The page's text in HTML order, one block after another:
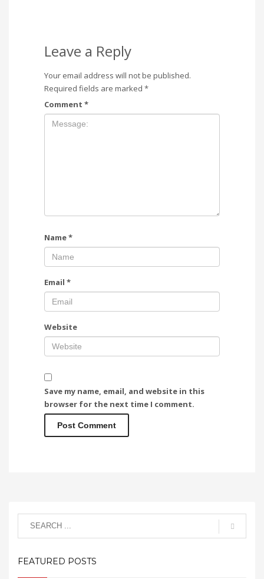
Leave a Reply
Your email address will not be published.
Required fields are marked *
Comment *
Name*
Email *
Website
Save my name, email, and website in this
browser for the next time I comment.
FEATURED POSTS